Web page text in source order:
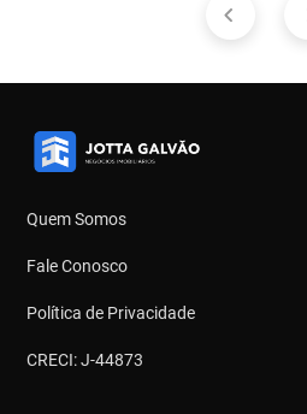
Quem Somos
Fale Conosco
Política de Privacidade
CRECI: J-44873